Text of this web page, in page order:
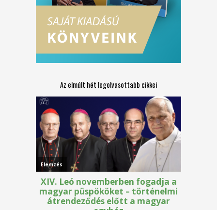
Az elmúlt hét legolvasottabb cikkei